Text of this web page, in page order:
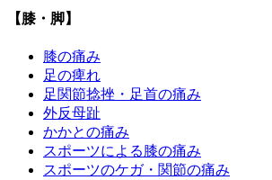
【膝・脚】
膝の痛み
足の痺れ
足関節捻挫・足首の痛み
外反母趾
かかとの痛み
スポーツによる膝の痛み
スポーツのケガ・関節の痛み